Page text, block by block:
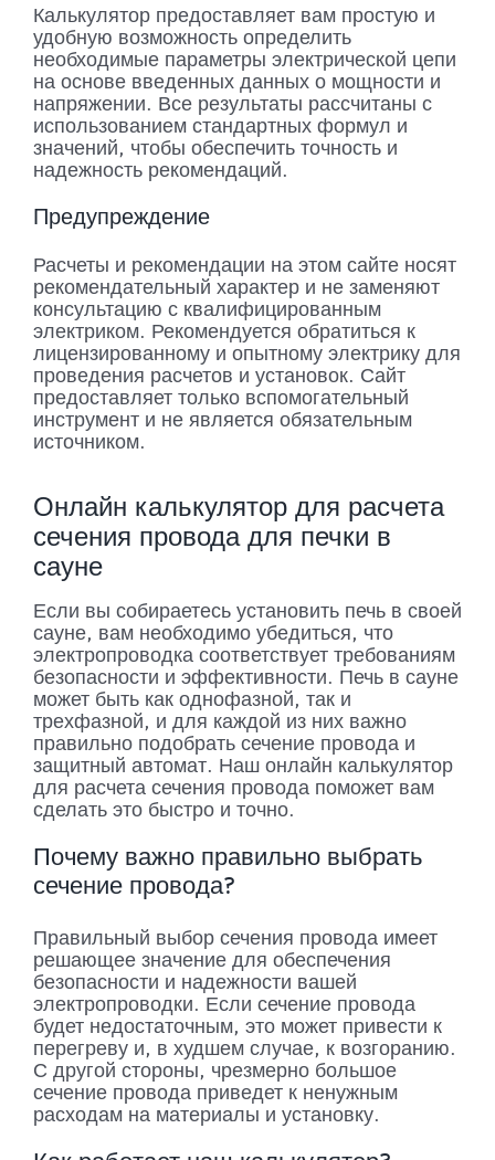
Калькулятор предоставляет вам простую и
удобную возможность определить
необходимые параметры электрической цепи
на основе введенных данных о мощности и
напряжении. Все результаты рассчитаны с
использованием стандартных формул и
значений, чтобы обеспечить точность и
надежность рекомендаций.
Предупреждение
Расчеты и рекомендации на этом сайте носят
рекомендательный характер и не заменяют
консультацию с квалифицированным
электриком. Рекомендуется обратиться к
лицензированному и опытному электрику для
проведения расчетов и установок. Сайт
предоставляет только вспомогательный
инструмент и не является обязательным
источником.
Онлайн калькулятор для расчета
сечения провода для печки в
сауне
Если вы собираетесь установить печь в своей
сауне, вам необходимо убедиться, что
электропроводка соответствует требованиям
безопасности и эффективности. Печь в сауне
может быть как однофазной, так и
трехфазной, и для каждой из них важно
правильно подобрать сечение провода и
защитный автомат. Наш онлайн калькулятор
для расчета сечения провода поможет вам
сделать это быстро и точно.
Почему важно правильно выбрать
сечение провода?
Правильный выбор сечения провода имеет
решающее значение для обеспечения
безопасности и надежности вашей
электропроводки. Если сечение провода
будет недостаточным, это может привести к
перегреву и, в худшем случае, к возгоранию.
С другой стороны, чрезмерно большое
сечение провода приведет к ненужным
расходам на материалы и установку.